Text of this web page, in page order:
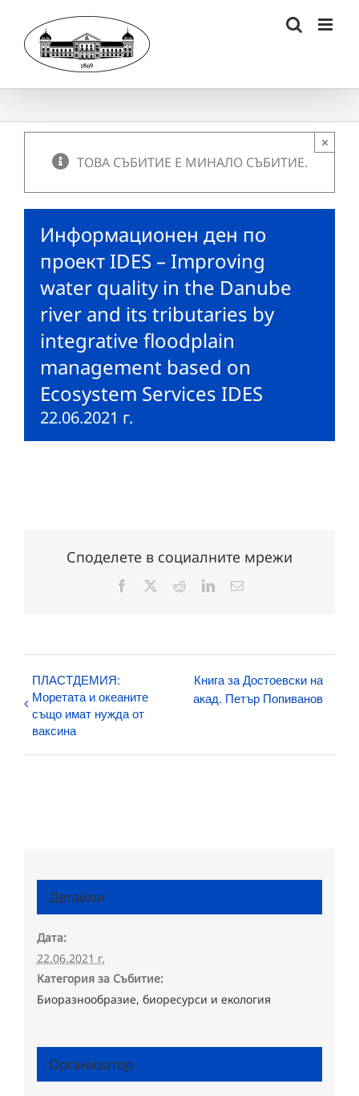
content
ТОВА СЪБИТИЕ Е МИНАЛО СЪБИТИЕ.
×
Информационен ден по
проект IDES – Improving
water quality in the Danube
river and its tributaries by
integrative floodplain
management based on
Ecosystem Services IDES
22.06.2021 г.
Споделете в социалните мрежи
Facebook RedditLinkedInЕлектронна
ПЛАСТДЕМИЯ:
Моретата и океаните
също имат нужда от
ваксина
Книга за Достоевски на
акад. Петър Попиванов
Детайли
Дата:
22.06.2021 г.
Категория за Събитие:
Биоразнообразие, биоресурси и екология
Организатор